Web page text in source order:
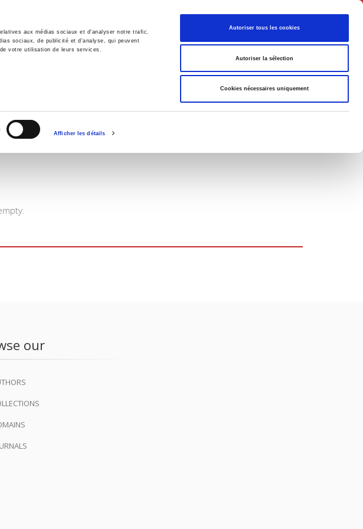
aux médias sociaux et d'analyser notre trafic.
sociaux, de publicité et d'analyse, qui peuvent
votre utilisation de leurs services.
Afficher les détails
Autoriser tous les cookies
Autoriser la sélection
Cookies nécessaires uniquement
English
International Politics
our